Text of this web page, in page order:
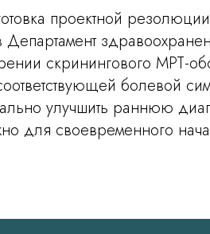
проектной
скринингового МРТ-
болевой
улучшить раннюю
для своевременного